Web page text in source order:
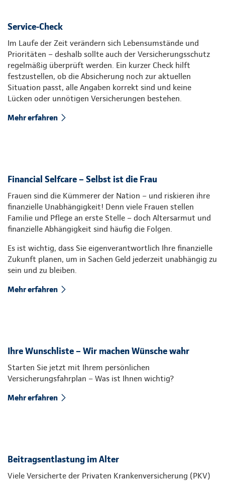
Service-Check
Im Laufe der Zeit verändern sich Lebensumstände und
Prioritäten – deshalb sollte auch der Versicherungsschutz
regelmäßig überprüft werden. Ein kurzer Check hilft
festzustellen, ob die Absicherung noch zur aktuellen
Situation passt, alle Angaben korrekt sind und keine
Lücken oder unnötigen Versicherungen bestehen.
Mehr erfahren
Financial Selfcare – Selbst ist die Frau
Frauen sind die Kümmerer der Nation – und riskieren ihre
finanzielle Unabhängigkeit! Denn viele Frauen stellen
Familie und Pflege an erste Stelle – doch Altersarmut und
finanzielle Abhängigkeit sind häufig die Folgen.
Es ist wichtig, dass Sie eigenverantwortlich Ihre finanzielle
Zukunft planen, um in Sachen Geld jederzeit unabhängig zu
sein und zu bleiben.
Mehr erfahren
Ihre Wunschliste – Wir machen Wünsche wahr
Starten Sie jetzt mit Ihrem persönlichen
Versicherungsfahrplan – Was ist Ihnen wichtig?
Mehr erfahren
Beitragsentlastung im Alter
Viele Versicherte der Privaten Krankenversicherung (PKV)